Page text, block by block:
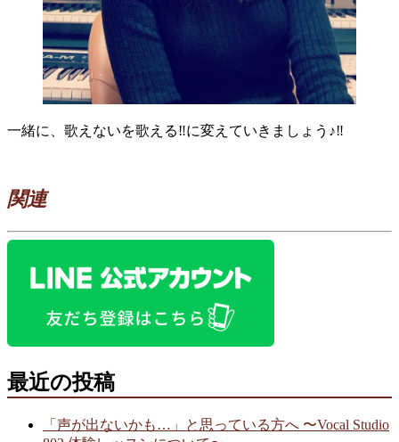
一緒に、歌えないを歌える‼︎に変えていきましょう♪‼︎
関連
最近の投稿
「声が出ないかも…」と思っている方へ 〜Vocal Studio